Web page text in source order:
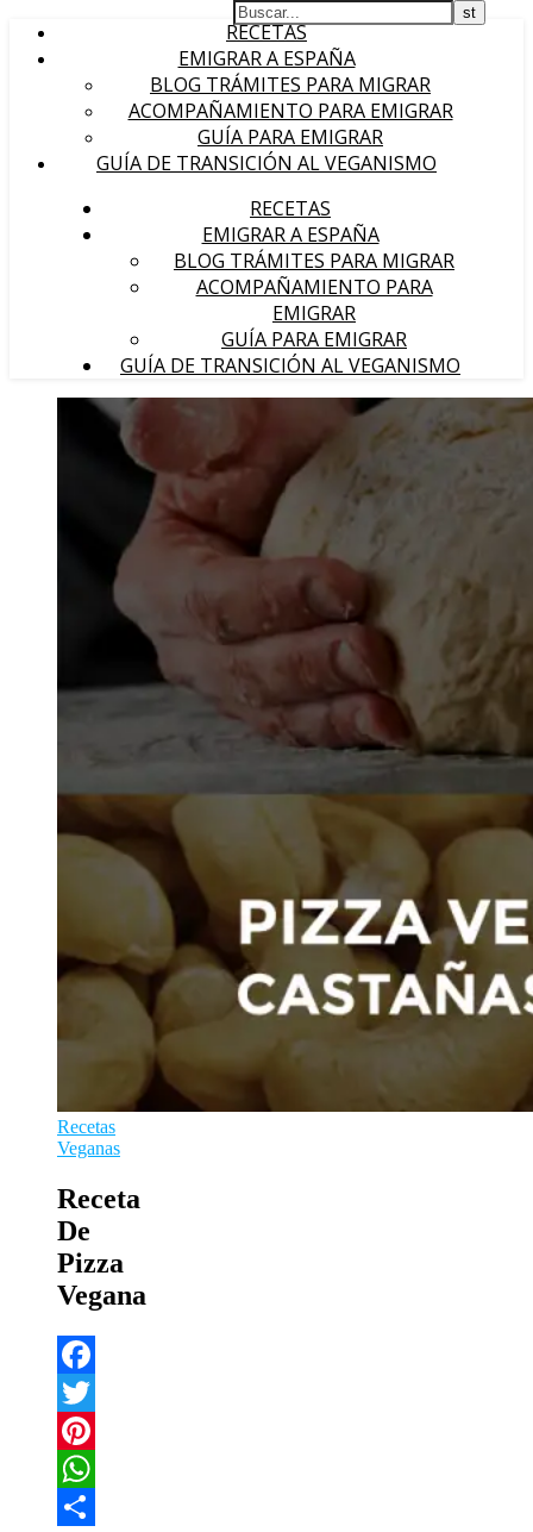
RECETAS
EMIGRAR A ESPAÑA
BLOG TRÁMITES PARA MIGRAR
ACOMPAÑAMIENTO PARA EMIGRAR
GUÍA PARA EMIGRAR
GUÍA DE TRANSICIÓN AL VEGANISMO
RECETAS
EMIGRAR A ESPAÑA
BLOG TRÁMITES PARA MIGRAR
ACOMPAÑAMIENTO PARA
EMIGRAR
GUÍA PARA EMIGRAR
GUÍA DE TRANSICIÓN AL VEGANISMO
Recetas
Veganas
Receta
De
Pizza
Vegana
Facebook
Twitter
Pinterest
WhatsApp